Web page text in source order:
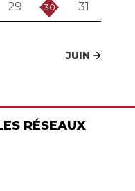
29 30 31
JUIN
RÉSEAUX